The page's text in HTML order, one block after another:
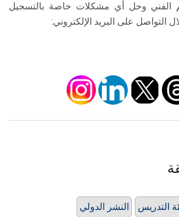
الفني وحل أي مشكلات خاصة بالتسجيل
التواصل على البريد الإلكتروني:
النشر الدولي التدريس